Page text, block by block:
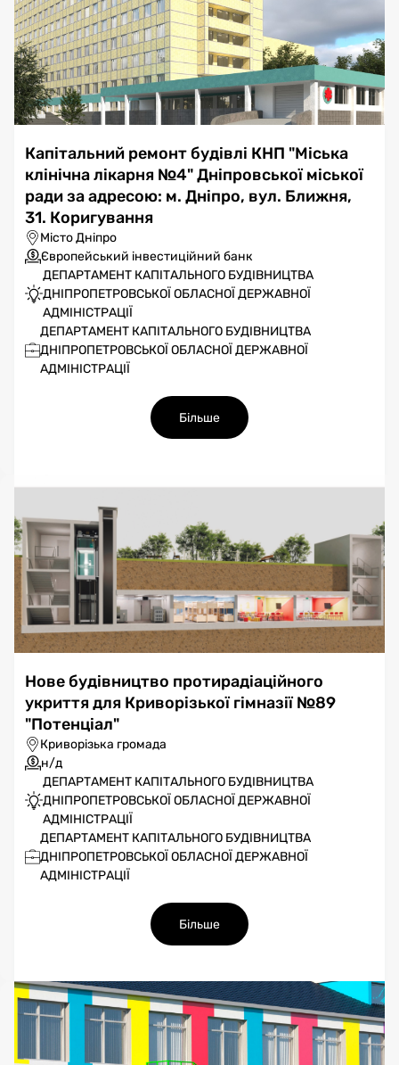
Капітальний ремонт будівлі КНП "Міська
клінічна лікарня №4" Дніпровської міської
ради за адресою: м. Дніпро, вул. Ближня,
31. Коригування
Місто Дніпро
Європейський інвестиційний банк
ДЕПАРТАМЕНТ КАПІТАЛЬНОГО БУДІВНИЦТВА
ДНІПРОПЕТРОВСЬКОЇ ОБЛАСНОЇ ДЕРЖАВНОЇ
АДМІНІСТРАЦІЇ
ДЕПАРТАМЕНТ КАПІТАЛЬНОГО БУДІВНИЦТВА
ДНІПРОПЕТРОВСЬКОЇ ОБЛАСНОЇ ДЕРЖАВНОЇ
АДМІНІСТРАЦІЇ
Більше
Нове будівництво протирадіаційного
укриття для Криворізької гімназії №89
"Потенціал"
Криворізька громада
н/д
ДЕПАРТАМЕНТ КАПІТАЛЬНОГО БУДІВНИЦТВА
ДНІПРОПЕТРОВСЬКОЇ ОБЛАСНОЇ ДЕРЖАВНОЇ
АДМІНІСТРАЦІЇ
ДЕПАРТАМЕНТ КАПІТАЛЬНОГО БУДІВНИЦТВА
ДНІПРОПЕТРОВСЬКОЇ ОБЛАСНОЇ ДЕРЖАВНОЇ
АДМІНІСТРАЦІЇ
Більше